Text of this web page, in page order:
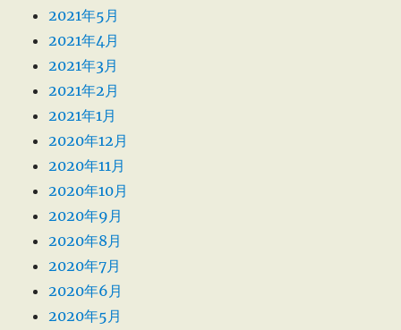
2021年5月
2021年4月
2021年3月
2021年2月
2021年1月
2020年12月
2020年11月
2020年10月
2020年9月
2020年8月
2020年7月
2020年6月
2020年5月